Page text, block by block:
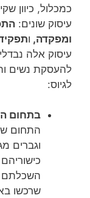
כמכלול, כיוון
עיסוק שונים:
ומפקדה,ו
עיסוק אלה
להעסקת נשים
לגיוס:
בתחום
התחום
וגברים
כישוריהם
השכלתם
שרכשו